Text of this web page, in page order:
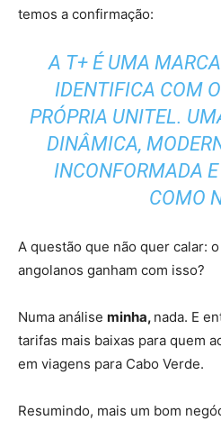
temos a confirmação:
A T+ É UMA
IDENTIFICA COM
PRÓPRIA UNITEL.
DINÂMICA,
INCONFORMADA
COMO
A questão que não quer calar:
angolanos ganham com isso?
Numa análise minha, nada. E
tarifas mais baixas para quem
em viagens para Cabo Verde.
Resumindo, mais um bom